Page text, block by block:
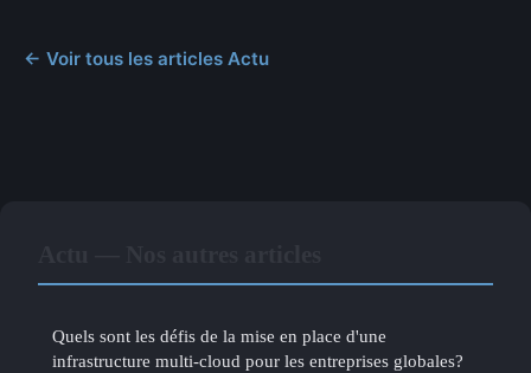
← Voir tous les articles Actu
Quels sont les défis de la mise en place d'une
infrastructure multi-cloud pour les entreprises globales?